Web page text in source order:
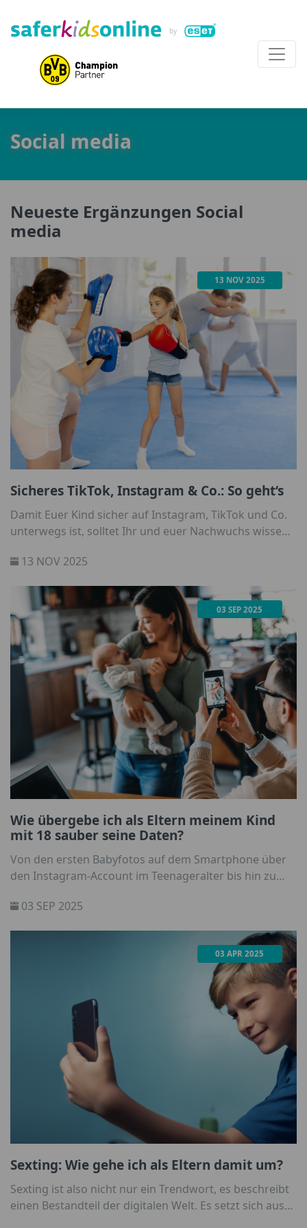
Social media
Neueste Ergänzungen Social
media
13 NOV 2025
Sicheres TikTok, Instagram & Co.: So geht‘s
Damit Euer Kind sicher auf Instagram, TikTok und Co.
unterwegs ist, solltet Ihr und euer Nachwuchs wissen,
Sicherheitseinstellungen besser schützt.
13 NOV 2025
03 SEP 2025
Wie übergebe ich als Eltern meinem Kind
mit 18 sauber seine Daten?
Von den ersten Babyfotos auf dem Smartphone über
den Instagram-Account im Teenageralter bis hin zu
Kinder hinterlassen heute schon früh ihre digitale Spur.
03 SEP 2025
03 APR 2025
Sexting: Wie gehe ich als Eltern damit um?
Sexting ist also nicht nur ein Trendwort, es beschreibt
einen Bestandteil der digitalen Welt. Es setzt sich aus